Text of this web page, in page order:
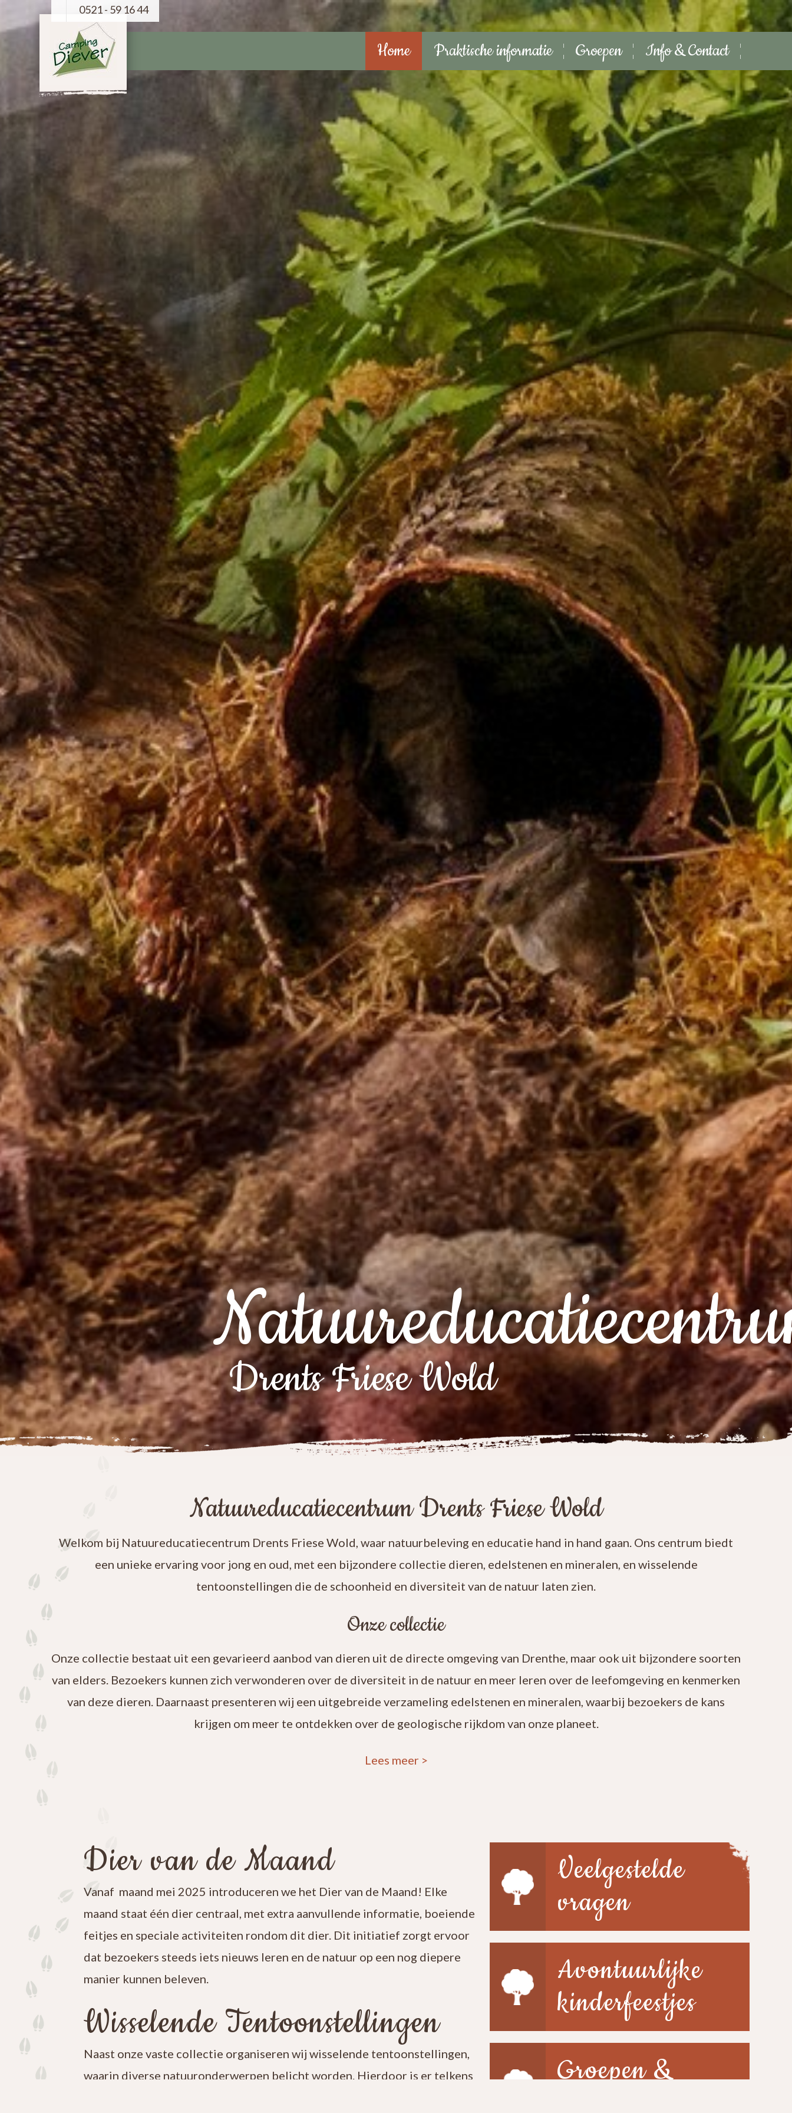
0521 - 59 16 44
Home Praktische informatie Groepen Info & Contact
Drents Friese Wold
Natuureducatiecentrum Drents Friese Wold
Welkom bij Natuureducatiecentrum Drents Friese Wold, waar natuurbeleving en educatie hand in hand gaan. Ons centrum biedt
een unieke ervaring voor jong en oud, met een bijzondere collectie dieren, edelstenen en mineralen, en wisselende
tentoonstellingen die de schoonheid en diversiteit van de natuur laten zien.
Onze collectie
Onze collectie bestaat uit een gevarieerd aanbod van dieren uit de directe omgeving van Drenthe, maar ook uit bijzondere soorten
van elders. Bezoekers kunnen zich verwonderen over de diversiteit in de natuur en meer leren over de leefomgeving en kenmerken
van deze dieren. Daarnaast presenteren wij een uitgebreide verzameling edelstenen en mineralen, waarbij bezoekers de kans
krijgen om meer te ontdekken over de geologische rijkdom van onze planeet.
Lees meer >
Dier van de Maand
Vanaf maand mei 2025 introduceren we het Dier van de Maand! Elke
maand staat één dier centraal, met extra aanvullende informatie, boeiende
feitjes en speciale activiteiten rondom dit dier. Dit initiatief zorgt ervoor
dat bezoekers steeds iets nieuws leren en de natuur op een nog diepere
manier kunnen beleven.
Wisselende Tentoonstellingen
Naast onze vaste collectie organiseren wij wisselende tentoonstellingen,
waarin diverse natuuronderwerpen belicht worden. Hierdoor is er telkens
Veelgestelde
vragen
Avontuurlijke
kinderfeestjes
Groepen &